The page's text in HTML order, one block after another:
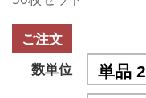
ご注文
数単位